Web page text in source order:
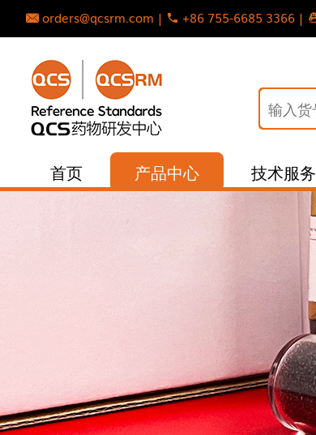
orders@qcsrm.com | +86 755-6685 3366 |
首页 产品中心 技术服务